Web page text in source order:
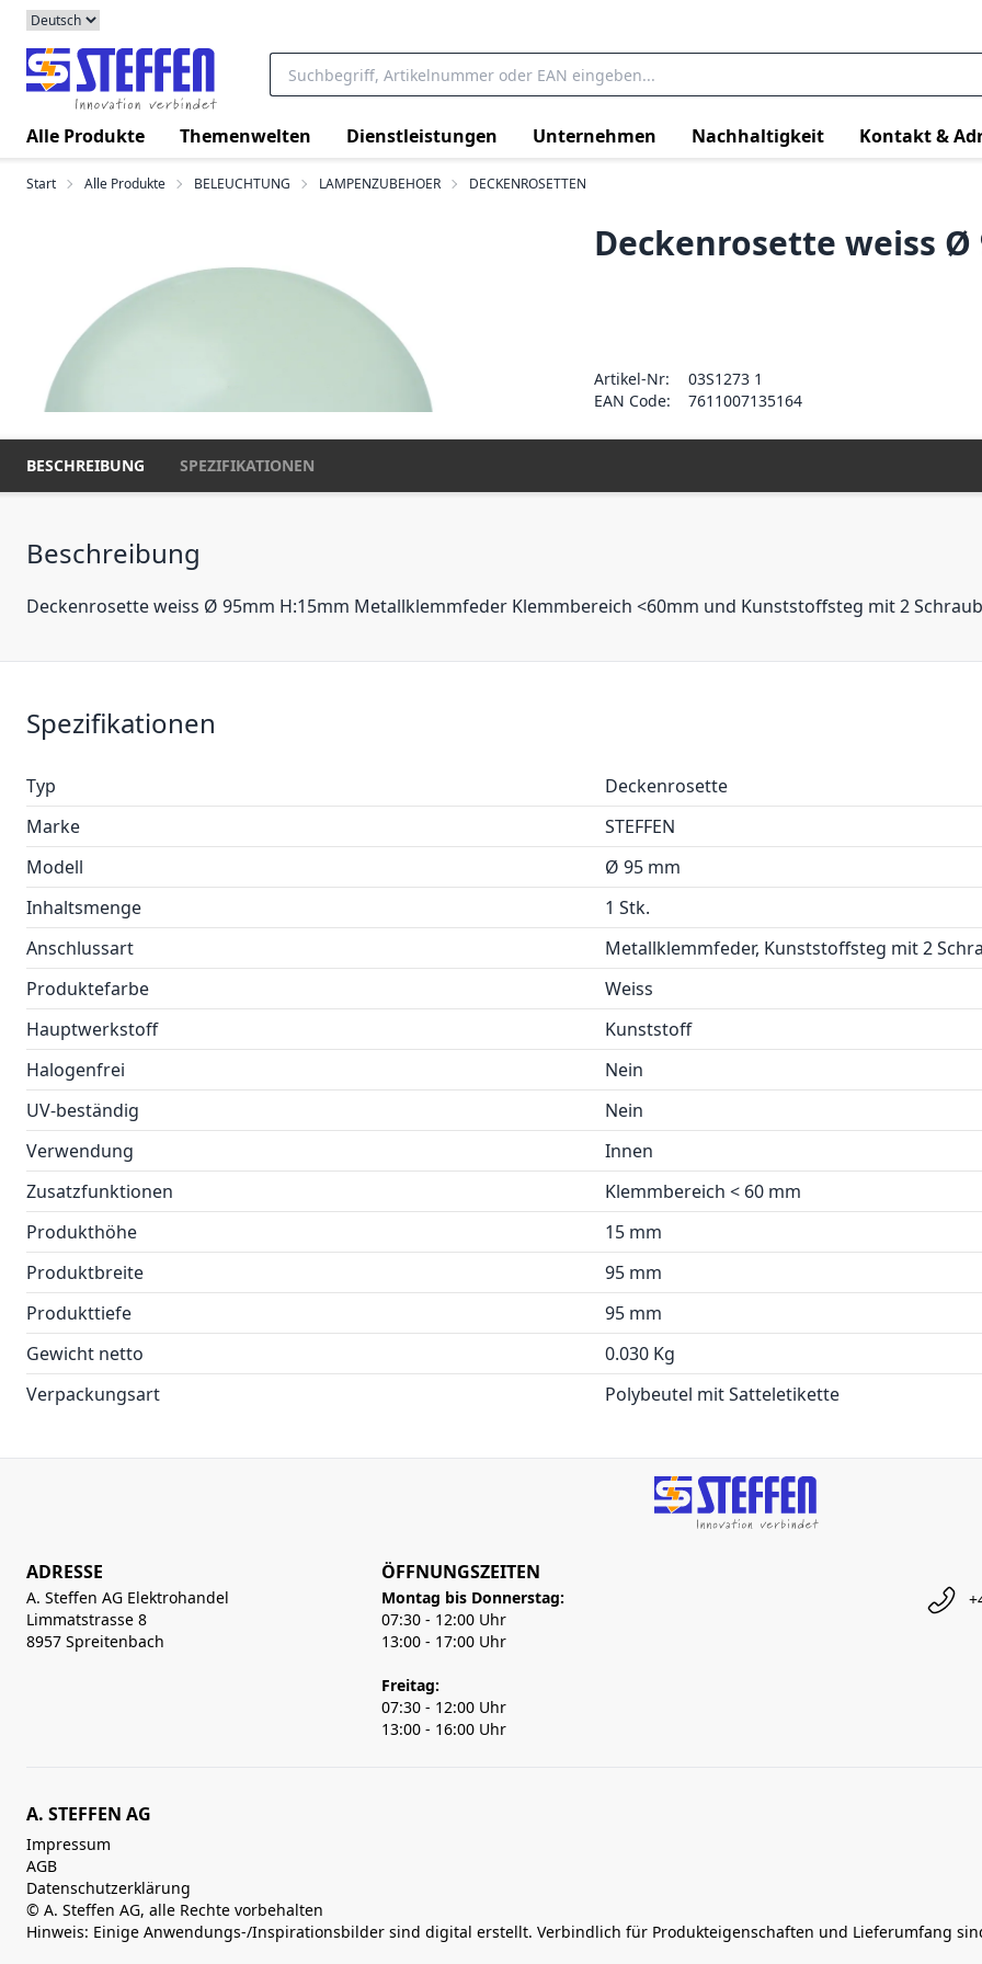
Alle Produkte Themenwelten Dienstleistungen Unternehmen Nachhaltigkeit Kontakt &
Start Alle Produkte BELEUCHTUNG LAMPENZUBEHOER DECKENROSETTEN
Deckenrosette weiss Ø
Artikel-Nr:
03S1273 1
EAN Code:
7611007135164
BESCHREIBUNG SPEZIFIKATIONEN
Beschreibung
Deckenrosette weiss Ø 95mm H:15mm Metallklemmfeder Klemmbereich <60mm und Kunststoffsteg mit 2
Spezifikationen
Typ
Deckenrosette
Marke
STEFFEN
Modell
Ø 95 mm
Inhaltsmenge
1 Stk.
Anschlussart
Metallklemmfeder, Kunststoffsteg mit 2
Produktefarbe
Weiss
Hauptwerkstoff
Kunststoff
Halogenfrei
Nein
UV-beständig
Nein
Verwendung
Innen
Zusatzfunktionen
Klemmbereich < 60 mm
Produkthöhe
15 mm
Produktbreite
95 mm
Produkttiefe
95 mm
Gewicht netto
0.030 Kg
Verpackungsart
Polybeutel mit Satteletikette
ADRESSE
A. Steffen AG Elektrohandel
Limmatstrasse 8
8957 Spreitenbach
ÖFFNUNGSZEITEN
Montag bis Donnerstag:
07:30 - 12:00 Uhr
13:00 - 17:00 Uhr
Freitag:
07:30 - 12:00 Uhr
13:00 - 16:00 Uhr
A. STEFFEN AG
Impressum
AGB
Datenschutzerklärung
© A. Steffen AG, alle Rechte vorbehalten
Hinweis: Einige Anwendungs-/Inspirationsbilder sind digital erstellt. Verbindlich für Produkteigenschaften und Lieferumfang